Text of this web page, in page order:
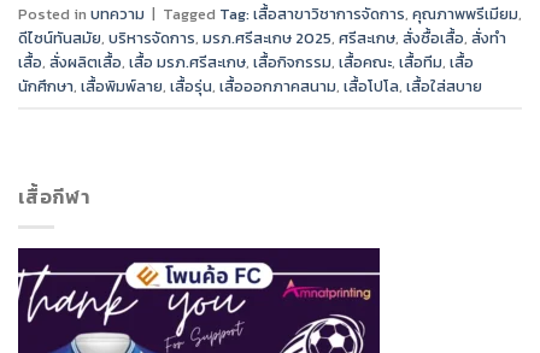
Posted in บทความ | Tagged Tag: เสื้อสาขาวิชาการจัดการ, คุณภาพพรีเมียม,
ดีไซน์ทันสมัย, บริหารจัดการ, มรภ.ศรีสะเกษ 2025, ศรีสะเกษ, สั่งซื้อเสื้อ, สั่งทำ
เสื้อ, สั่งผลิตเสื้อ, เสื้อ มรภ.ศรีสะเกษ, เสื้อกิจกรรม, เสื้อคณะ, เสื้อทีม, เสื้อ
นักศึกษา, เสื้อพิมพ์ลาย, เสื้อรุ่น, เสื้อออกภาคสนาม, เสื้อโปโล, เสื้อใส่สบาย
เสื้อกีฬา